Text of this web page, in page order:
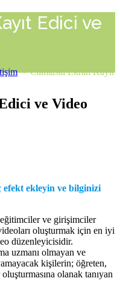
Edici ve
>Camtasia Ekran Kayıt
ve Video
efekt ekleyin ve bilginizi
ve girişimciler
oluşturmak için en iyi
düzenleyicisidir.
uzmanı olmayan ve
kişilerin; öğreten,
olanak tanıyan